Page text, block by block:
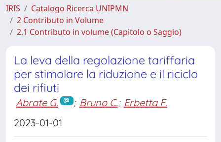
IRIS
Catalogo Ricerca UNIPMN
2 Contributo in Volume
2.1 Contributo in volume (Capitolo o Saggio)
La leva della regolazione tariffaria
per stimolare la riduzione e il riciclo
dei rifiuti
Abrate G. ; Bruno C.; Erbetta F.
2023-01-01